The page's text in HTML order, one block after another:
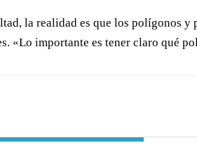
la realidad es que los polígonos
«Lo importante es tener claro qué